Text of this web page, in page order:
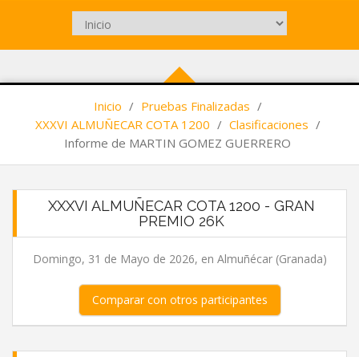
Inicio / Pruebas Finalizadas /
XXXVI ALMUÑECAR COTA 1200 / Clasificaciones /
Informe de MARTIN GOMEZ GUERRERO
XXXVI ALMUÑECAR COTA 1200 - GRAN
PREMIO 26K
Domingo, 31 de Mayo de 2026, en Almuñécar (Granada)
Comparar con otros participantes